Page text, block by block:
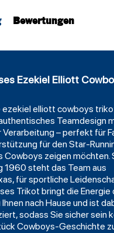
Bewertungen
Ezekiel Elliott
ezekielelliott cowboys
Teamdesign
– perfekt für
für den Star-
Cowboys zeigen möchten.
1960 steht das Team aus
für sportliche
Trikot bringt die Energie
nach Hause und ist
sodass Sie sicher sein
Cowboys-Geschichte